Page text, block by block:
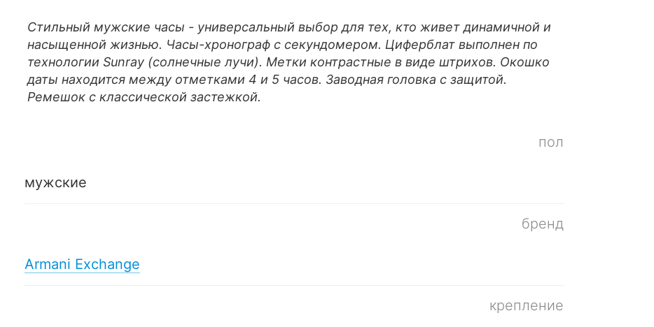
Стильный мужские часы - универсальный выбор для тех, кто живет динамичной и
насыщенной жизнью. Часы-хронограф с секундомером. Циферблат выполнен по
технологии Sunray (солнечные лучи). Метки контрастные в виде штрихов. Окошко
даты находится между отметками 4 и 5 часов. Заводная головка с защитой.
Ремешок с классической застежкой.
пол
мужские
бренд
Armani Exchange
крепление